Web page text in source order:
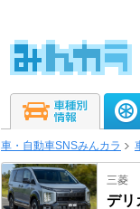
車・自動車SNSみんカラ
三菱
デリ